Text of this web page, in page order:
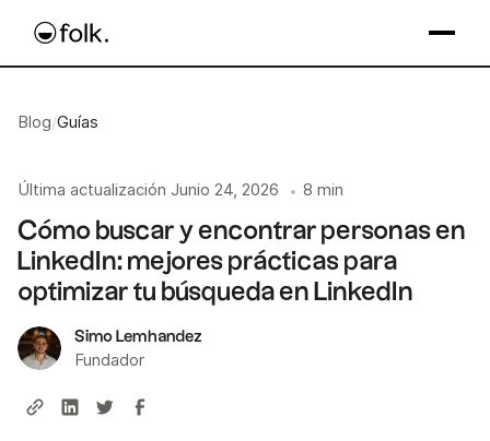
Blog/Guías
Última actualización Junio 24, 2026 • 8 min
Cómo buscar y encontrar personas en
LinkedIn: mejores prácticas para
optimizar tu búsqueda en LinkedIn
Simo Lemhandez
Fundador